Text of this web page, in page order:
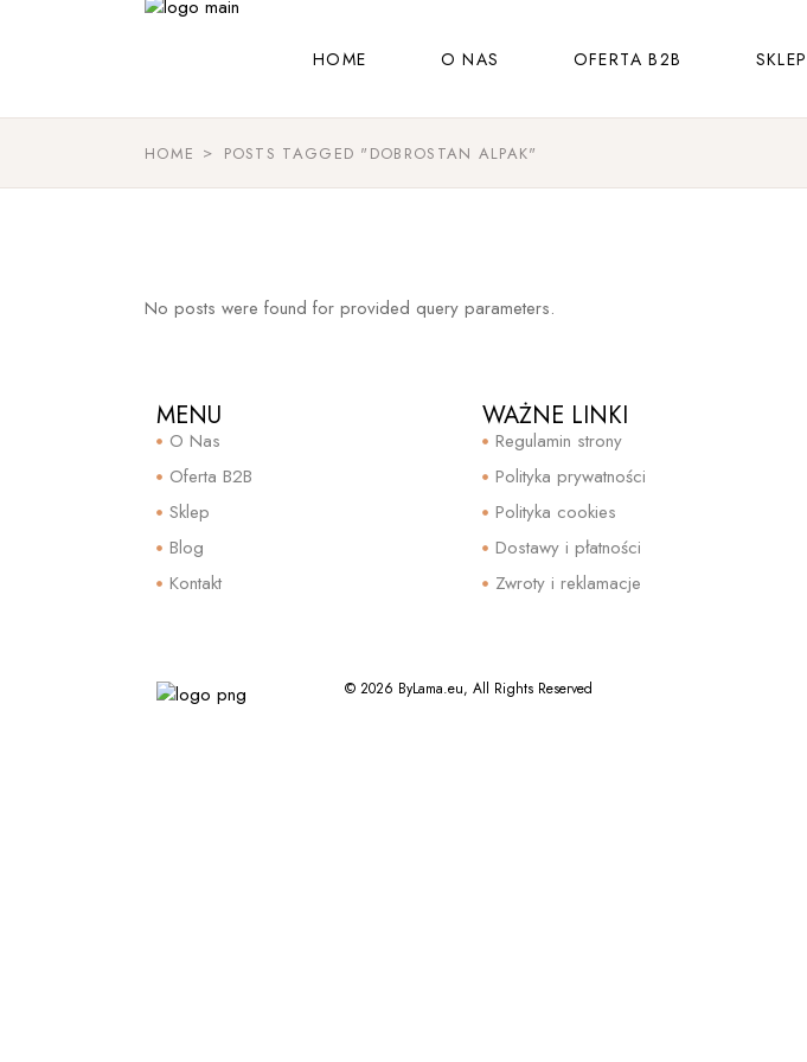
HOME O NAS OFERTA B2B SKLEP
HOME POSTS TAGGED "DOBROSTAN ALPAK"
No posts were found for provided query parameters.
MENU
O Nas
Oferta B2B
Sklep
Blog
Kontakt
WAŻNE LINKI
Regulamin strony
Polityka prywatności
Polityka cookies
Dostawy i płatności
Zwroty i reklamacje
© 2026 ByLama.eu, All Rights Reserved